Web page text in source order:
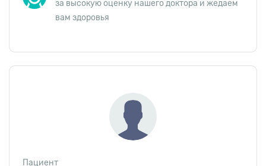
за высокую оценку нашего доктора и жедаем
вам здоровья
Пациент